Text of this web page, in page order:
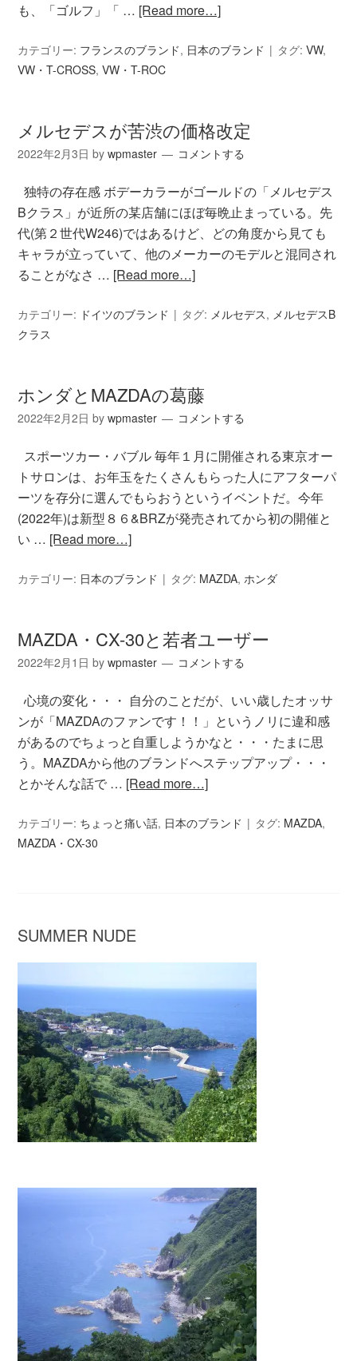
も、「ゴルフ」「 … [Read more…]
カテゴリー: フランスのブランド, 日本のブランド タグ:VW,
VW・T-CROSS,VW・T-ROC
メルセデスが苦渋の価格改定
2022年2月3日 bywpmaster コメントする
独特の存在感 ボデーカラーがゴールドの「メルセデス
Bクラス」が近所の某店舗にほぼ毎晩止まっている。先
代(第２世代W246)ではあるけど、どの角度から見ても
キャラが立っていて、他のメーカーのモデルと混同され
ることがなさ … [Read more…]
カテゴリー: ドイツのブランド タグ: メルセデス, メルセデスB
クラス
ホンダとMAZDAの葛藤
2022年2月2日 bywpmaster コメントする
スポーツカー・バブル 毎年１月に開催される東京オー
トサロンは、お年玉をたくさんもらった人にアフターパ
ーツを存分に選んでもらおうというイベントだ。今年
(2022年)は新型８６&BRZが発売されてから初の開催と
い … [Read more…]
カテゴリー: 日本のブランド タグ: MAZDA,ホンダ
MAZDA・CX-30と若者ユーザー
2022年2月1日 bywpmaster コメントする
心境の変化・・・ 自分のことだが、いい歳したオッサ
ンが「MAZDAのファンです！！」というノリに違和感
があるのでちょっと自重しようかなと・・・たまに思
う。MAZDAから他のブランドへステップアップ・・・
とかそんな話で … [Read more…]
カテゴリー: ちょっと痛い話, 日本のブランド タグ: MAZDA,
MAZDA・CX-30
SUMMER NUDE